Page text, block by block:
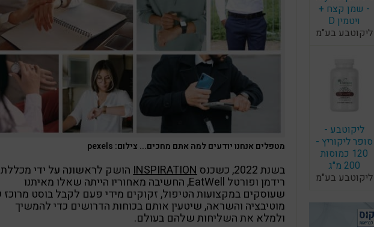
- שמן קצח +
ויטמין D
ליקוטבע בע"מ
ליקוטבע -
סופר ליקוריץ -
120 כמוסות
200 מ"ג
ליקוטבע בע"מ
מטפלים אנחנו יודעים למה אתם מחכים... צילום: pexels
בשנת 2022, כשכנס INSPIRATIONהושק לראשונה על ידי מכללת
רידמן ופורטל EatWell, החשיבה מאחוריו הייתה שאלו מאיתנו
שעוסקים במקצועות הטיפול, זקוקים מידי פעם לקבל בוסט
מוטיבציה והשראה, שיטעין אותם בכוחות הדרושים כדי להמשיך
ולמלא את השליחות שלהם בעולם.